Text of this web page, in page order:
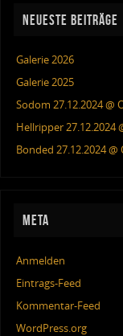
NEUESTE BEITRÄGE
Galerie 2026
Galerie 2025
Sodom 27.12.2024 @
Hellripper 27.12.2024
Bonded 27.12.2024
META
Anmelden
Eintrags-Feed
Kommentar-Feed
WordPress.org